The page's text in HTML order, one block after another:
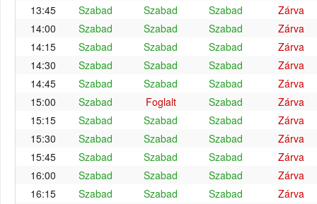
13:45
Szabad Szabad Szabad
Zárva
14:00
Szabad Szabad Szabad
Zárva
14:15
Szabad Szabad Szabad
Zárva
14:30
Szabad Szabad Szabad
Zárva
14:45
Szabad Szabad Szabad
Zárva
15:00
Szabad Foglalt Szabad
Zárva
15:15
Szabad Szabad Szabad
Zárva
15:30
Szabad Szabad Szabad
Zárva
15:45
Szabad Szabad Szabad
Zárva
16:00
Szabad Szabad Szabad
Zárva
16:15
Szabad Szabad Szabad Zárva